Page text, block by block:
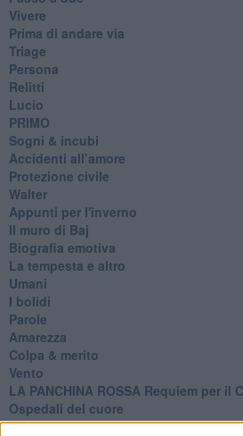
Vivere
Prima di andare via
Triage
Persona
Relitti
Lucio
PRIMO
Sogni & incubi
Accidenti all’amore
Protezione civile
Walter
Appunti per l'inverno
Il muro di Baj
Biografia emotiva
La tempesta e altro
Umani
I bolidi
Parole
Amarezza
Colpa & merito
Vento
​LA PANCHINA ROSSA Requiem per il
Ospedali del cuore
Coraçào